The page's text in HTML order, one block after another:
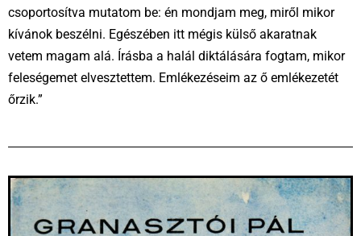
csoportosítva mutatom be: én mondjam meg, miről mikor
kívánok beszélni. Egészében itt mégis külső akaratnak
vetem magam alá. Írásba a halál diktálására fogtam, mikor
feleségemet elvesztettem. Emlékezéseim az ő emlékezetét
őrzik.”